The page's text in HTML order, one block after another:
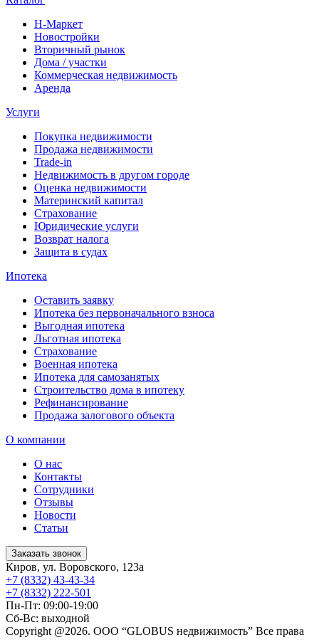
Н-Маркет
Новостройки
Вторичный рынок
Дома / участки
Коммерческая недвижимость
Аренда
Услуги
Покупка недвижимости
Продажа недвижимости
Trade-in
Недвижимость в другом городе
Оценка недвижимости
Материнский капитал
Страхование
Юридические услуги
Возврат налога
Защита в судах
Ипотека
Оставить заявку
Ипотека без первоначального взноса
Выгодная ипотека
Льготная ипотека
Страхование
Военная ипотека
Ипотека для самозанятых
Строительство дома в ипотеку
Рефинансирование
Продажа залогового объекта
О компании
О нас
Контакты
Сотрудники
Отзывы
Новости
Статьи
Заказать звонок
Киров, ул. Воровского, 123а
+7 (8332) 43-43-34
+7 (8332) 222-501
Пн-Пт: 09:00-19:00
Сб-Вс: выходной
Copyright @2026. ООО “GLOBUS недвижимость” Все права